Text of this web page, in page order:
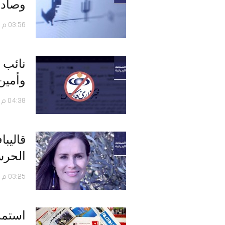
03:56 م - 09 فبراير 2020
04:38 م - 25 يناير 2020
03:25 م - 22 يناير 2020